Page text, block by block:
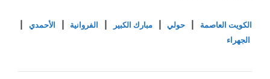
الكويت العاصمة حولي|مبارك الكبير الفروانية الأحمدي
الجهراء